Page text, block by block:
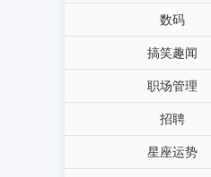
数码
搞笑趣闻
职场管理
招聘
星座运势